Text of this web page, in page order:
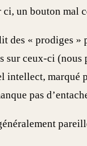
un bouton mal
des « prodiges »
sur ceux-ci (nous
intellect, marqué
pas